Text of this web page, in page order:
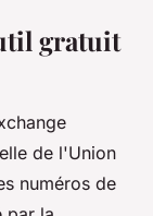
gratuit
de l'Union
numéros de